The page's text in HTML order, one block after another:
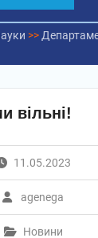
>>
вільні!
11.05.2023
agenega
Новини